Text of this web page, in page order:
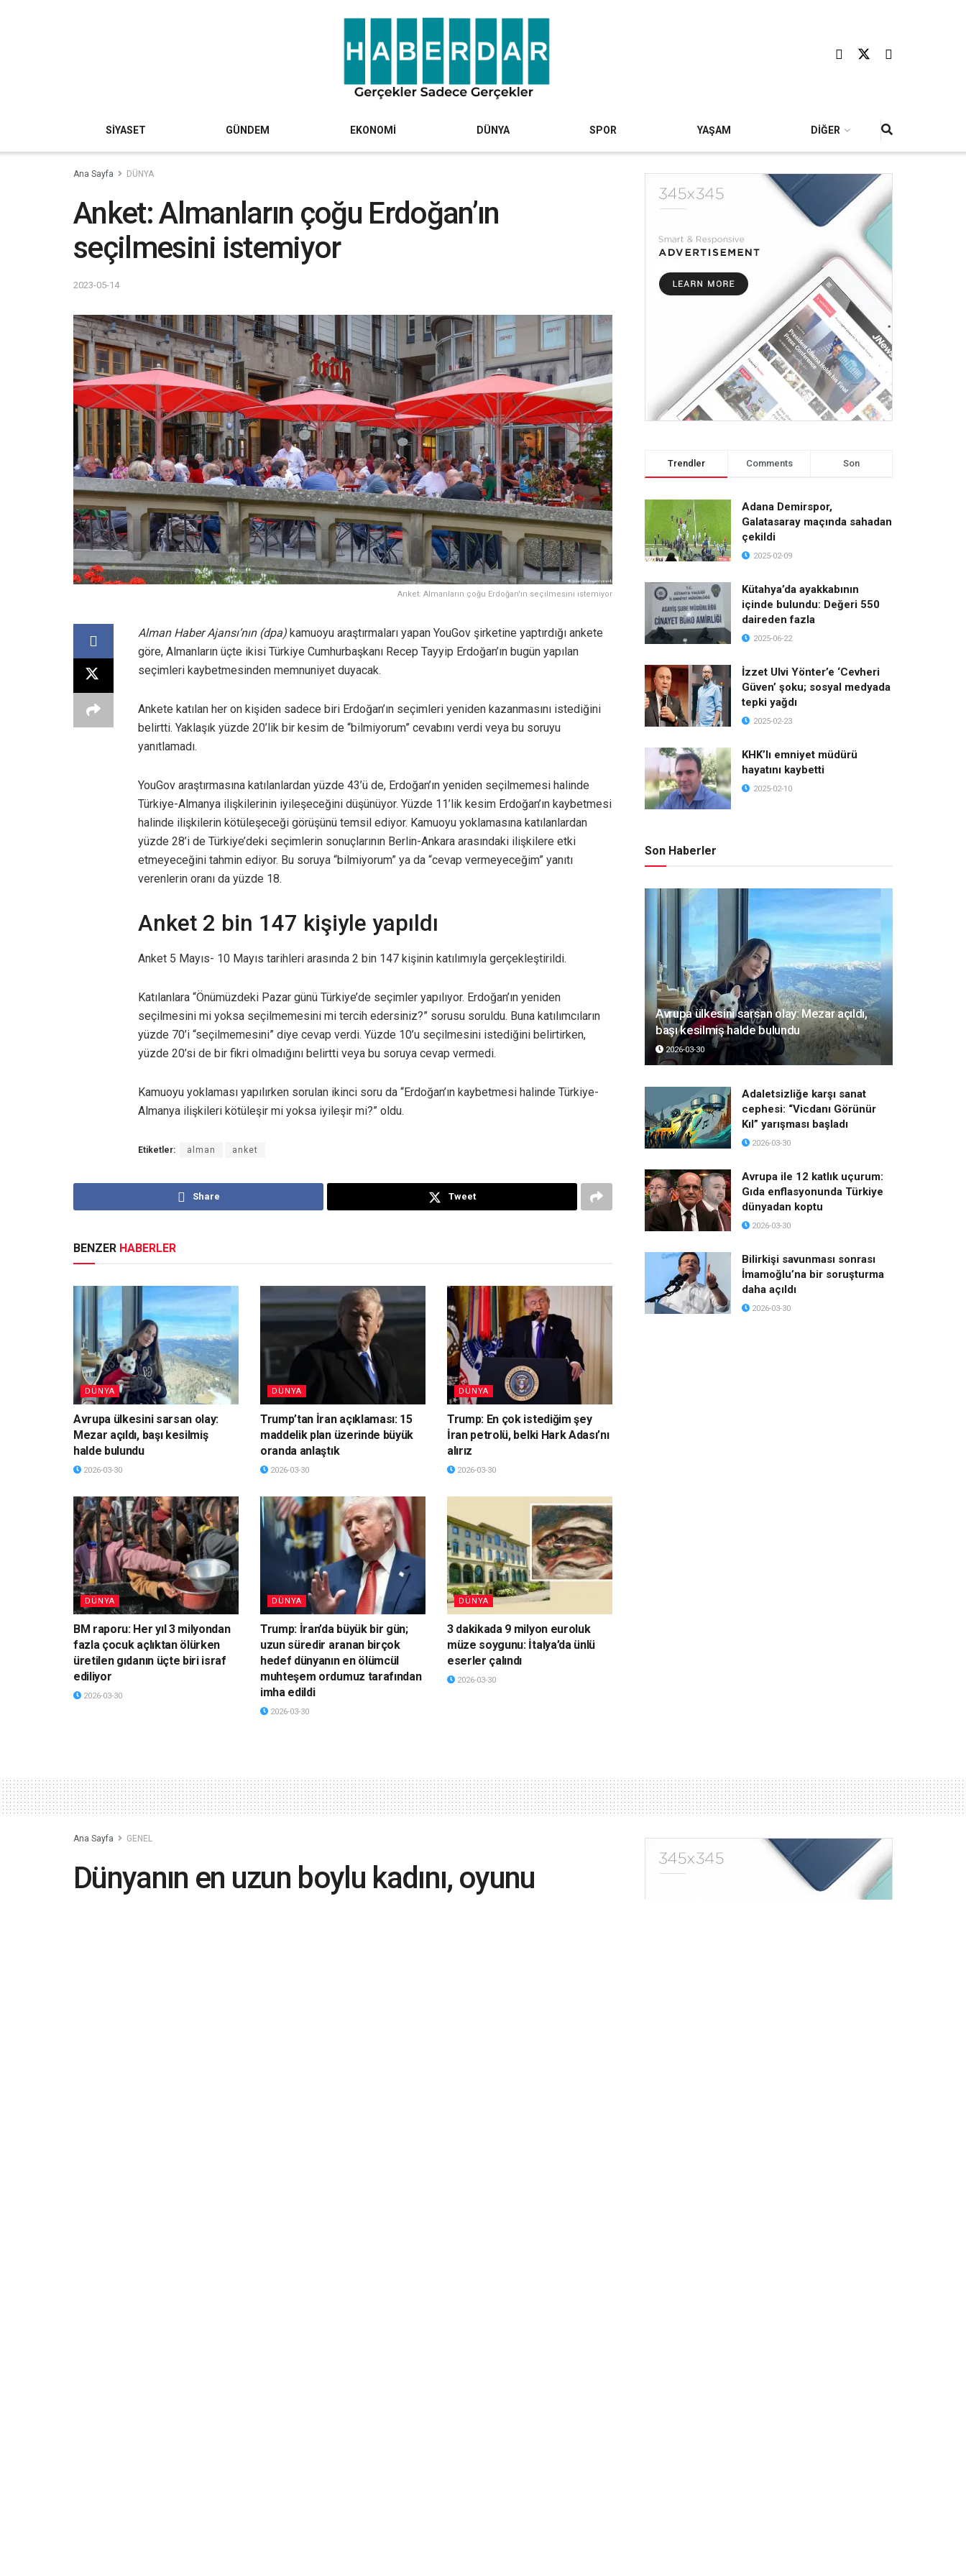
SİYASET GÜNDEM EKONOMİ DÜNYA SPOR YAŞAM DİĞER
Ana Sayfa DÜNYA
Anket: Almanların çoğu Erdoğan’ın
seçilmesini istemiyor
2023-05-14
Anket: Almanların çoğu Erdoğan'ın seçilmesini istemiyor
Alman Haber Ajansı’nın (dpa) kamuoyu araştırmaları yapan YouGov şirketine yaptırdığı ankete
göre, Almanların üçte ikisi Türkiye Cumhurbaşkanı Recep Tayyip Erdoğan’ın bugün yapılan
seçimleri kaybetmesinden memnuniyet duyacak.
Ankete katılan her on kişiden sadece biri Erdoğan’ın seçimleri yeniden kazanmasını istediğini
belirtti. Yaklaşık yüzde 20’lik bir kesim de “bilmiyorum” cevabını verdi veya bu soruyu
yanıtlamadı.
YouGov araştırmasına katılanlardan yüzde 43’ü de, Erdoğan’ın yeniden seçilmemesi halinde
Türkiye-Almanya ilişkilerinin iyileşeceğini düşünüyor. Yüzde 11’lik kesim Erdoğan’ın kaybetmesi
halinde ilişkilerin kötüleşeceği görüşünü temsil ediyor. Kamuoyu yoklamasına katılanlardan
yüzde 28’i de Türkiye’deki seçimlerin sonuçlarının Berlin-Ankara arasındaki ilişkilere etki
etmeyeceğini tahmin ediyor. Bu soruya “bilmiyorum” ya da “cevap vermeyeceğim” yanıtı
verenlerin oranı da yüzde 18.
Anket 2 bin 147 kişiyle yapıldı
Anket 5 Mayıs- 10 Mayıs tarihleri arasında 2 bin 147 kişinin katılımıyla gerçekleştirildi.
Katılanlara “Önümüzdeki Pazar günü Türkiye’de seçimler yapılıyor. Erdoğan’ın yeniden
seçilmesini mi yoksa seçilmemesini mi tercih edersiniz?” sorusu soruldu. Buna katılımcıların
yüzde 70’i “seçilmemesini” diye cevap verdi. Yüzde 10’u seçilmesini istediğini belirtirken,
yüzde 20’si de bir fikri olmadığını belirtti veya bu soruya cevap vermedi.
Kamuoyu yoklaması yapılırken sorulan ikinci soru da “Erdoğan’ın kaybetmesi halinde Türkiye-
Almanya ilişkileri kötüleşir mi yoksa iyileşir mi?” oldu.
Etiketler: alman anket
Share Tweet
BENZER HABERLER
DÜNYA
Avrupa ülkesini sarsan olay:
Mezar açıldı, başı kesilmiş
halde bulundu
2026-03-30
DÜNYA
Trump’tan İran açıklaması: 15
maddelik plan üzerinde büyük
oranda anlaştık
2026-03-30
DÜNYA
Trump: En çok istediğim şey
İran petrolü, belki Hark Adası’nı
alırız
2026-03-30
DÜNYA
BM raporu: Her yıl 3 milyondan
fazla çocuk açlıktan ölürken
üretilen gıdanın üçte biri israf
ediliyor
2026-03-30
DÜNYA
Trump: İran’da büyük bir gün;
uzun süredir aranan birçok
hedef dünyanın en ölümcül
muhteşem ordumuz tarafından
imha edildi
2026-03-30
DÜNYA
3 dakikada 9 milyon euroluk
müze soygunu: İtalya’da ünlü
eserler çalındı
2026-03-30
Trendler Comments Son
Adana Demirspor,
Galatasaray maçında sahadan
çekildi
2025-02-09
Kütahya’da ayakkabının
içinde bulundu: Değeri 550
daireden fazla
2025-06-22
İzzet Ulvi Yönter’e ‘Cevheri
Güven’ şoku; sosyal medyada
tepki yağdı
2025-02-23
KHK’lı emniyet müdürü
hayatını kaybetti
2025-02-10
Son Haberler
Avrupa ülkesini sarsan olay: Mezar açıldı,
başı kesilmiş halde bulundu
2026-03-30
Adaletsizliğe karşı sanat
cephesi: “Vicdanı Görünür
Kıl” yarışması başladı
2026-03-30
Avrupa ile 12 katlık uçurum:
Gıda enflasyonunda Türkiye
dünyadan koptu
2026-03-30
Bilirkişi savunması sonrası
İmamoğlu’na bir soruşturma
daha açıldı
2026-03-30
Ana Sayfa GENEL
Dünyanın en uzun boylu kadını, oyunu